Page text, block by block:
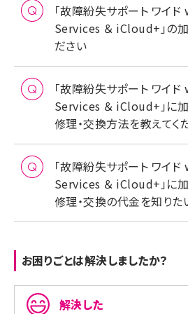
「故障紛失サポート ワイ
Services ＆ iCloud+」の
ださい
「故障紛失サポート ワイ
Services ＆ iCloud+」に
修理・交換方法を教えてく
「故障紛失サポート ワイ
Services ＆ iCloud+」に
修理・交換の代金を知りた
お困りごとは解決しましたか？
解決した